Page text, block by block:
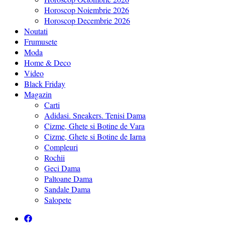
Horoscop Noiembrie 2026
Horoscop Decembrie 2026
Noutati
Frumusete
Moda
Home & Deco
Video
Black Friday
Magazin
Carti
Adidasi. Sneakers. Tenisi Dama
Cizme, Ghete si Botine de Vara
Cizme, Ghete si Botine de Iarna
Compleuri
Rochii
Geci Dama
Paltoane Dama
Sandale Dama
Salopete